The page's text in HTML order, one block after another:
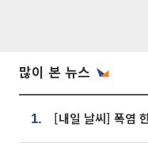
많이 본 뉴스
1.